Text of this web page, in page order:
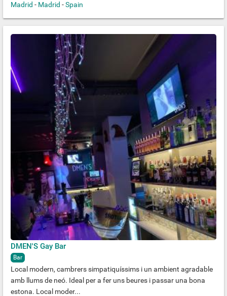
Madrid - Madrid -Spain
DMEN'S Gay Bar
Bar
Local modern, cambrers simpatiquíssims i un ambient agradable
amb llums de neó. Ideal per a fer uns beures i passar una bona
estona. Local moder...